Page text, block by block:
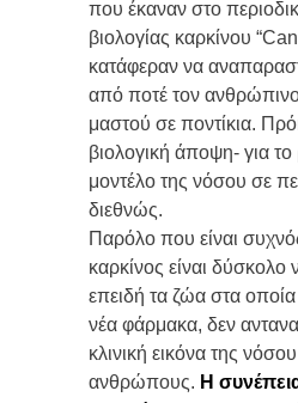
που έκαναν στο
βιολογίας καρκίνου
κατάφεραν να
από ποτέ τον
μαστού σε ποντίκια.
βιολογική άποψη- για το
μοντέλο της νόσου σε
διεθνώς.
Παρόλο που είναι
καρκίνος είναι δύσκολο
επειδή τα ζώα στα οποία
νέα φάρμακα, δεν
κλινική εικόνα της
ανθρώπους. Η